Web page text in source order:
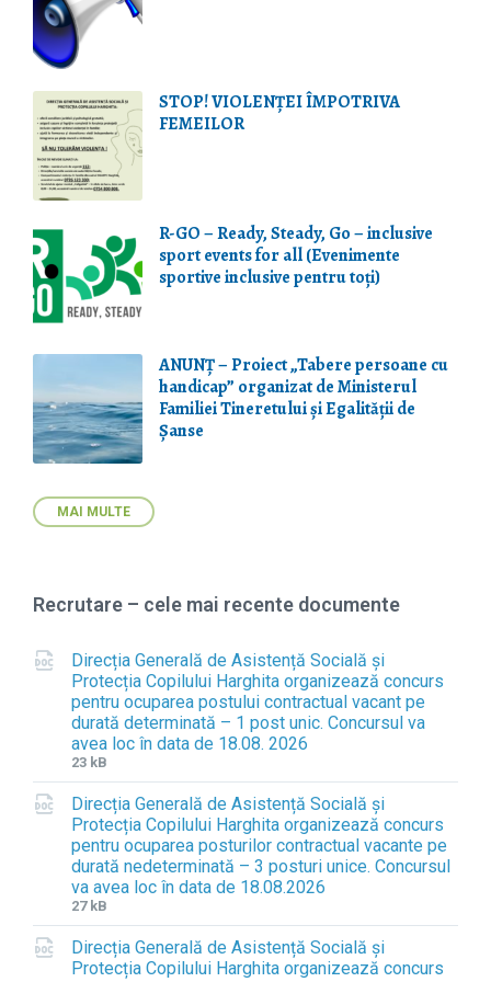
STOP! VIOLENŢEI ÎMPOTRIVA
FEMEILOR
R-GO – Ready, Steady, Go – inclusive
sport events for all (Evenimente
sportive inclusive pentru toți)
ANUNȚ – Proiect „Tabere persoane cu
handicap” organizat de Ministerul
Familiei Tineretului și Egalității de
Șanse
MAI MULTE
Recrutare – cele mai recente documente
Direcția Generală de Asistență Socială și
Protecția Copilului Harghita organizează concurs
pentru ocuparea postului contractual vacant pe
durată determinată – 1 post unic. Concursul va
avea loc în data de 18.08. 2026
F
i
l
e
e
x
t
e
n
s
i
F
i
l
e
s
i
z
e
:
23 kB
Direcția Generală de Asistență Socială și
Protecția Copilului Harghita organizează concurs
pentru ocuparea posturilor contractual vacante pe
durată nedeterminată – 3 posturi unice. Concursul
va avea loc în data de 18.08.2026
F
i
l
e
F
i
l
e
27 kB
Direcția Generală de Asistență Socială și
Protecția Copilului Harghita organizează concurs